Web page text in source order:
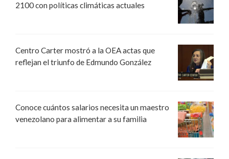
2100 con políticas climáticas actuales
Centro Carter mostró a la OEA actas que
reflejan el triunfo de Edmundo González
Conoce cuántos salarios necesita un maestro
venezolano para alimentar a su familia